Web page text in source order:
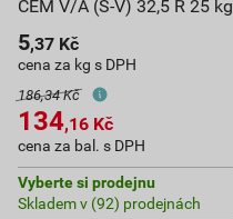
CEM V/A (S-V) 32,5 R 25 kg
5,37 Kč
cena za kg s DPH
186,34 Kč
134,16 Kč
cena za bal. s DPH
Vyberte si prodejnu
Skladem v (92) prodejnách